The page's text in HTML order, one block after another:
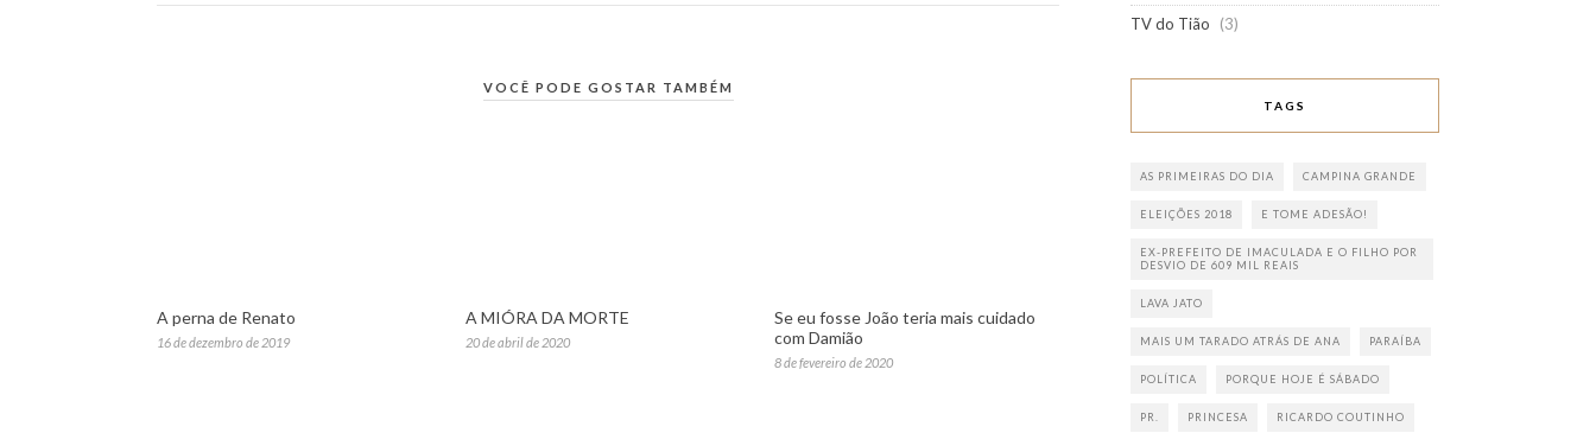
VOCÊ PODE GOSTAR TAMBÉM
A perna de Renato
16 de dezembro de 2019
A MIÓRA DA MORTE
20 de abril de 2020
Se eu fosse João teria mais cuidado
com Damião
8 de fevereiro de 2020
TV do Tião
(3)
TAGS
AS PRIMEIRAS DO DIA CAMPINA GRANDE
ELEIÇÕES 2018 E TOME ADESÃO!
EX-PREFEITO DE IMACULADA E O FILHO POR
DESVIO DE 609 MIL REAIS
LAVA JATO
MAIS UM TARADO ATRÁS DE ANA PARAÍBA
POLÍTICA PORQUE HOJE É SÁBADO
PR. PRINCESA RICARDO COUTINHO